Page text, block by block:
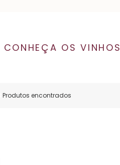
CONHEÇA OS VINHOS
Produtos encontrados